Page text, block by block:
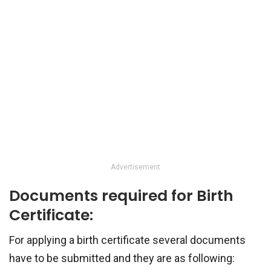
Advertisement
Documents required for Birth
Certificate:
For applying a birth certificate several documents
have to be submitted and they are as following: